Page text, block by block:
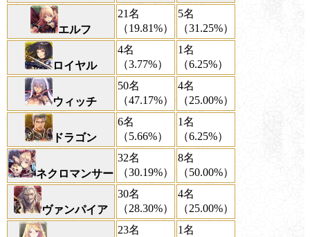
エルフ
21名
（19.81%）
5名
（31.25%）
ロイヤル
4名
（3.77%）
1名
（6.25%）
ウィッチ
50名
（47.17%）
4名
（25.00%）
ドラゴン
6名
（5.66%）
1名
（6.25%）
ネクロマンサー
32名
（30.19%）
8名
（50.00%）
ヴァンパイア
30名
（28.30%）
4名
（25.00%）
23名
1名